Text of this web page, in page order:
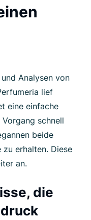
Analysen von
lief
eine einfache
schnell
beide
zu erhalten. Diese
an.
die